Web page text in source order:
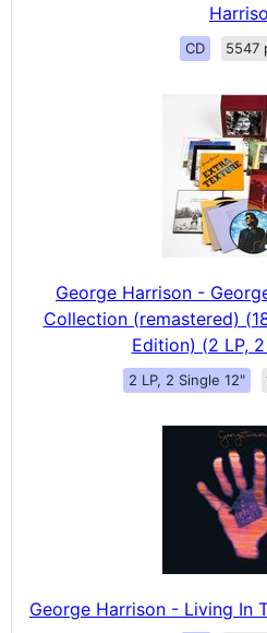
CD 5547
George Harrison -
Collection (remastered)
Edition) (2 LP,
2 LP, 2 Single 12"
George Harrison - Living In